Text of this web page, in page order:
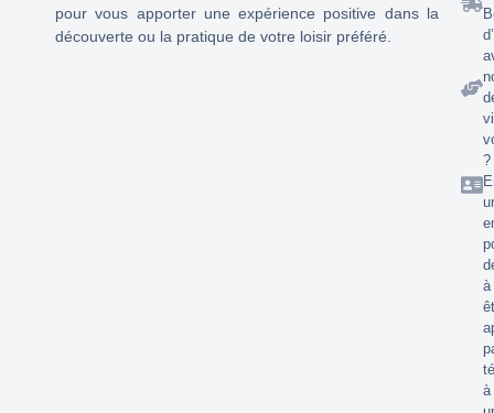
pour vous apporter une expérience positive dans la
découverte ou la pratique de votre loisir préféré.
?
à
à